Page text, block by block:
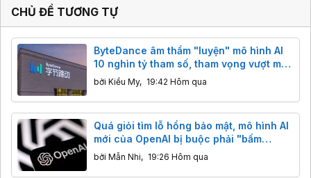
CHỦ ĐỀ TƯƠNG TỰ
ByteDance âm thầm "luyện" mô hình AI
10 nghìn tỷ tham số, tham vọng vượt mặt
cả phòng thí nghiệm Mỹ
bởi Kiều My, 19:42 Hôm qua
Quá giỏi tìm lỗ hổng bảo mật, mô hình AI
mới của OpenAI bị buộc phải "bấm
phanh"
bởi Mẫn Nhi, 19:26 Hôm qua